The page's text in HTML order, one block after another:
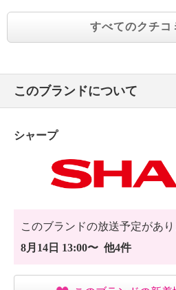
・乳幼児や体の不自由な方だけ
・洗濯物が落ちてきたり、カー
・本体の近くでは、フッ素樹脂
た商品を使わない
【同梱書類】
・ご使用前の注意
・本体：１年間
・中国製
すべてのクチコ
このブランドについて
シャープ
このブランドの放送予定があり
8月14日 13:00〜 他4件